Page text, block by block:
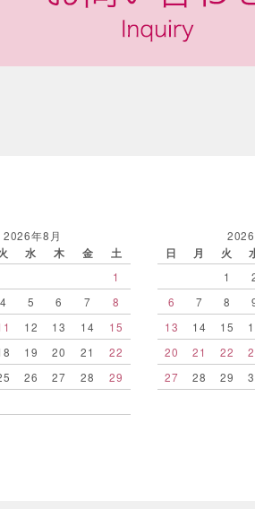
2026年8月
水 木 金
土
1
4 5 6 7
8
12 13 14
15
19 20 21
22
26 27 28
29
日
月 火
1
6
7 8
13
14 15
20
21 22
27
28 29